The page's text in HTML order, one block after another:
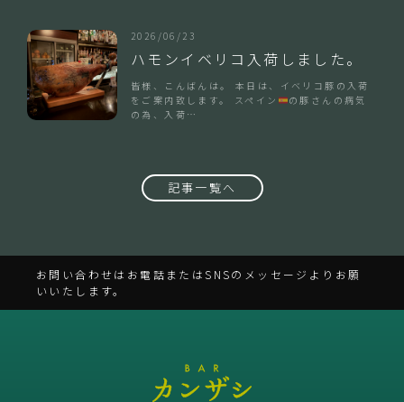
2026/06/23
ハモンイベリコ入荷しました。
皆様、こんばんは。 本日は、イベリコ豚の入荷
をご案内致します。 スペイン
の豚さんの病気
の為、入荷…
記事一覧へ
お問い合わせはお電話またはSNSのメッセージよりお願
いいたします。